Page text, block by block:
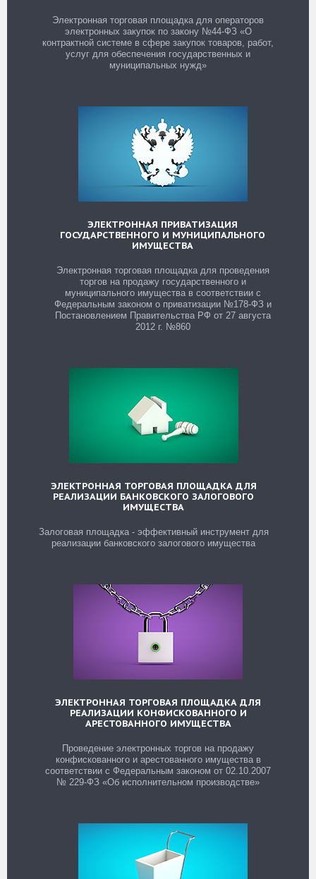
Электронная торговая площадка для операторов
электронных закупок по закону №44-ФЗ «О
контрактной системе в сфере закупок товаров, работ,
услуг для обеспечения государственных и
муниципальных нужд»
ЭЛЕКТРОННАЯ ПРИВАТИЗАЦИЯ
ГОСУДАРСТВЕННОГО И МУНИЦИПАЛЬНОГО
ИМУЩЕСТВА
Электронная торговая площадка для проведения
торгов на продажу государственного и
муниципального имущества в соответствии с
Федеральным законом о приватизации №178-ФЗ и
Постановлением Правительства РФ от 27 августа
2012 г. №860
ЭЛЕКТРОННАЯ ТОРГОВАЯ ПЛОЩАДКА ДЛЯ
РЕАЛИЗАЦИИ БАНКОВСКОГО ЗАЛОГОВОГО
ИМУЩЕСТВА
Залоговая площадка - эффективный инструмент для
реализации банковского залогового имущества
ЭЛЕКТРОННАЯ ТОРГОВАЯ ПЛОЩАДКА ДЛЯ
РЕАЛИЗАЦИИ КОНФИСКОВАННОГО И
АРЕСТОВАННОГО ИМУЩЕСТВА
Проведение электронных торгов на продажу
конфискованного и арестованного имущества в
соответствии с Федеральным законом от 02.10.2007
№ 229-ФЗ «Об исполнительном производстве»